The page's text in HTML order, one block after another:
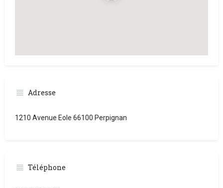
Adresse
1210 Avenue Eole 66100 Perpignan
Téléphone